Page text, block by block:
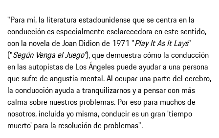
"Para mí, la literatura estadounidense que se centra en la
conducción es especialmente esclarecedora en este sentido,
con la novela de Joan Didion de 1971 "Play It As It Lays"
("Según Venga el Juego"), que demuestra cómo la conducción
en las autopistas de Los Ángeles puede ayudar a una persona
que sufre de angustia mental. Al ocupar una parte del cerebro,
la conducción ayuda a tranquilizarnos y a pensar con más
calma sobre nuestros problemas. Por eso para muchos de
nosotros, incluida yo misma, conducir es un gran 'tiempo
muerto' para la resolución de problemas".